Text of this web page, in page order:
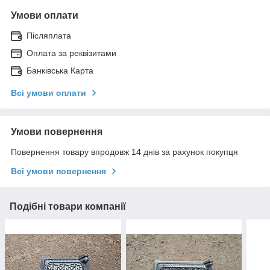
Умови оплати
Післяплата
Оплата за реквізитами
Банківська Карта
Всі умови оплати
Умови повернення
Повернення товару впродовж 14 днів за рахунок покупця
Всі умови повернення
Подібні товари компанії